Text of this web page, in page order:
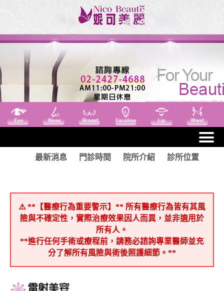
⚠️ **【醫療行為重要警示】** 所有醫療行為皆有其風
險與不確定性，實際治療效果因人而異，並非適用於
所有人。
**進行任何手術或療程前，請務必諮詢專業醫師並充
分了解所有風險與術後照護細節。**
最新消息 門診時間 院所介紹 診所位置